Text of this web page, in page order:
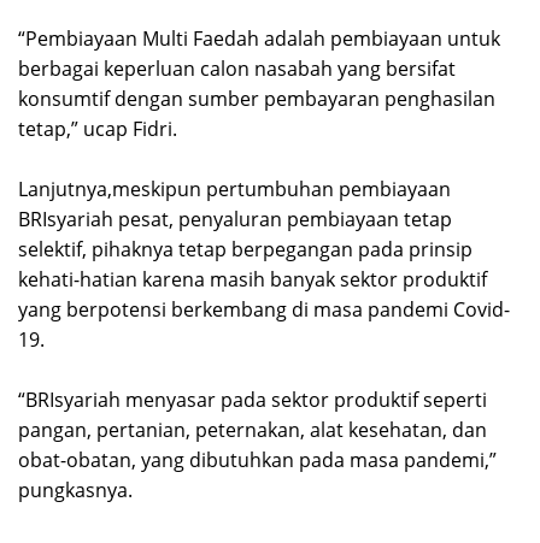
“Pembiayaan Multi Faedah adalah pembiayaan untuk
berbagai keperluan calon nasabah yang bersifat
konsumtif dengan sumber pembayaran penghasilan
tetap,” ucap Fidri.
Lanjutnya,meskipun pertumbuhan pembiayaan
BRIsyariah pesat, penyaluran pembiayaan tetap
selektif, pihaknya tetap berpegangan pada prinsip
kehati-hatian karena masih banyak sektor produktif
yang berpotensi berkembang di masa pandemi Covid-
19.
“BRIsyariah menyasar pada sektor produktif seperti
pangan, pertanian, peternakan, alat kesehatan, dan
obat-obatan, yang dibutuhkan pada masa pandemi,”
pungkasnya.